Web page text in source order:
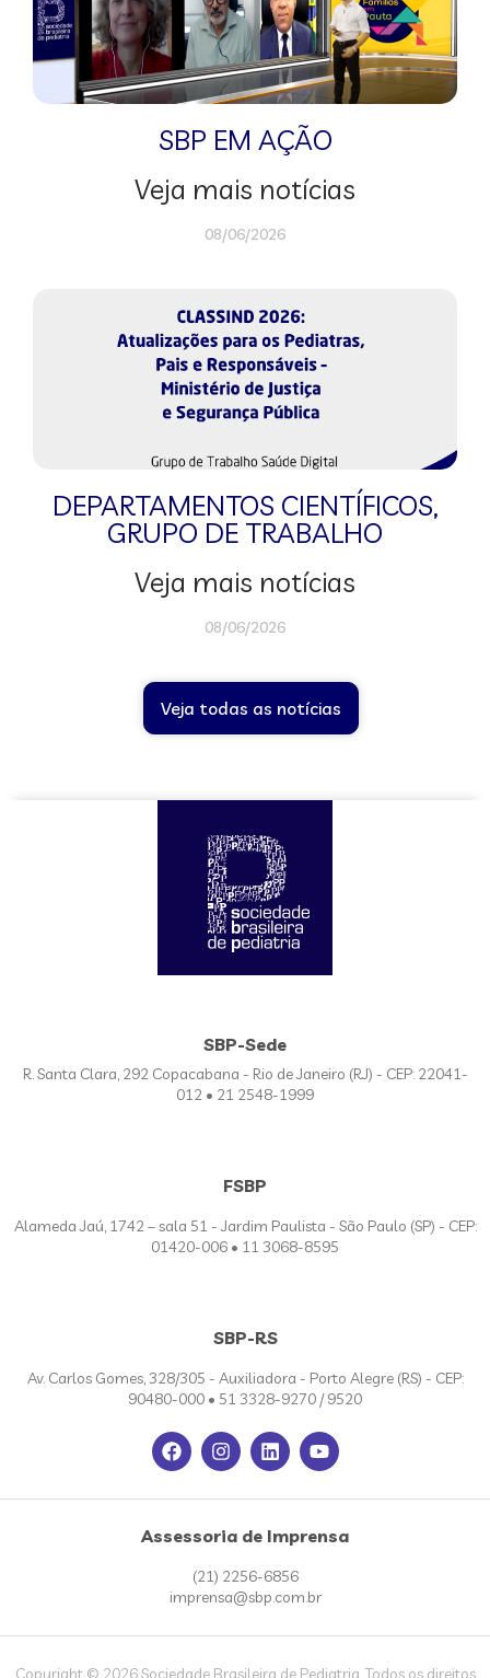
SBP EM AÇÃO
Veja mais notícias
08/06/2026
DEPARTAMENTOS CIENTÍFICOS,
GRUPO DE TRABALHO
Veja mais notícias
08/06/2026
Veja todas as notícias
SBP-Sede
R. Santa Clara, 292 Copacabana - Rio de Janeiro (RJ) - CEP: 22041-
012 • 21 2548-1999
FSBP
Alameda Jaú, 1742 – sala 51 - Jardim Paulista - São Paulo (SP) - CEP:
01420-006 • 11 3068-8595
SBP-RS
Av. Carlos Gomes, 328/305 - Auxiliadora - Porto Alegre (RS) - CEP:
90480-000 • 51 3328-9270 / 9520
Assessoria de Imprensa
(21) 2256-6856
imprensa@sbp.com.br
Copyright © 2026 Sociedade Brasileira de Pediatria. Todos os direitos